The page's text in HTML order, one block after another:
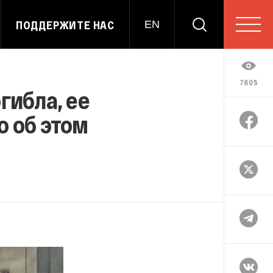
ПОДДЕРЖИТЕ НАС EN
7605
ее
об этом